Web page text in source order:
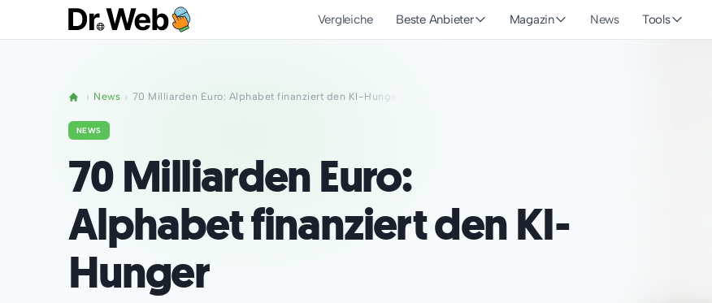
Vergleiche Beste Anbieter Magazin News Tools
News 70 Milliarden Euro: Alphabet finanziert den KI-Hunger
NEWS
70 Milliarden Euro:
Alphabet finanziert den KI-
Hunger